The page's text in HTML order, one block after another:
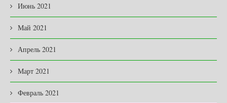
Июнь 2021
Май 2021
Апрель 2021
Март 2021
Февраль 2021